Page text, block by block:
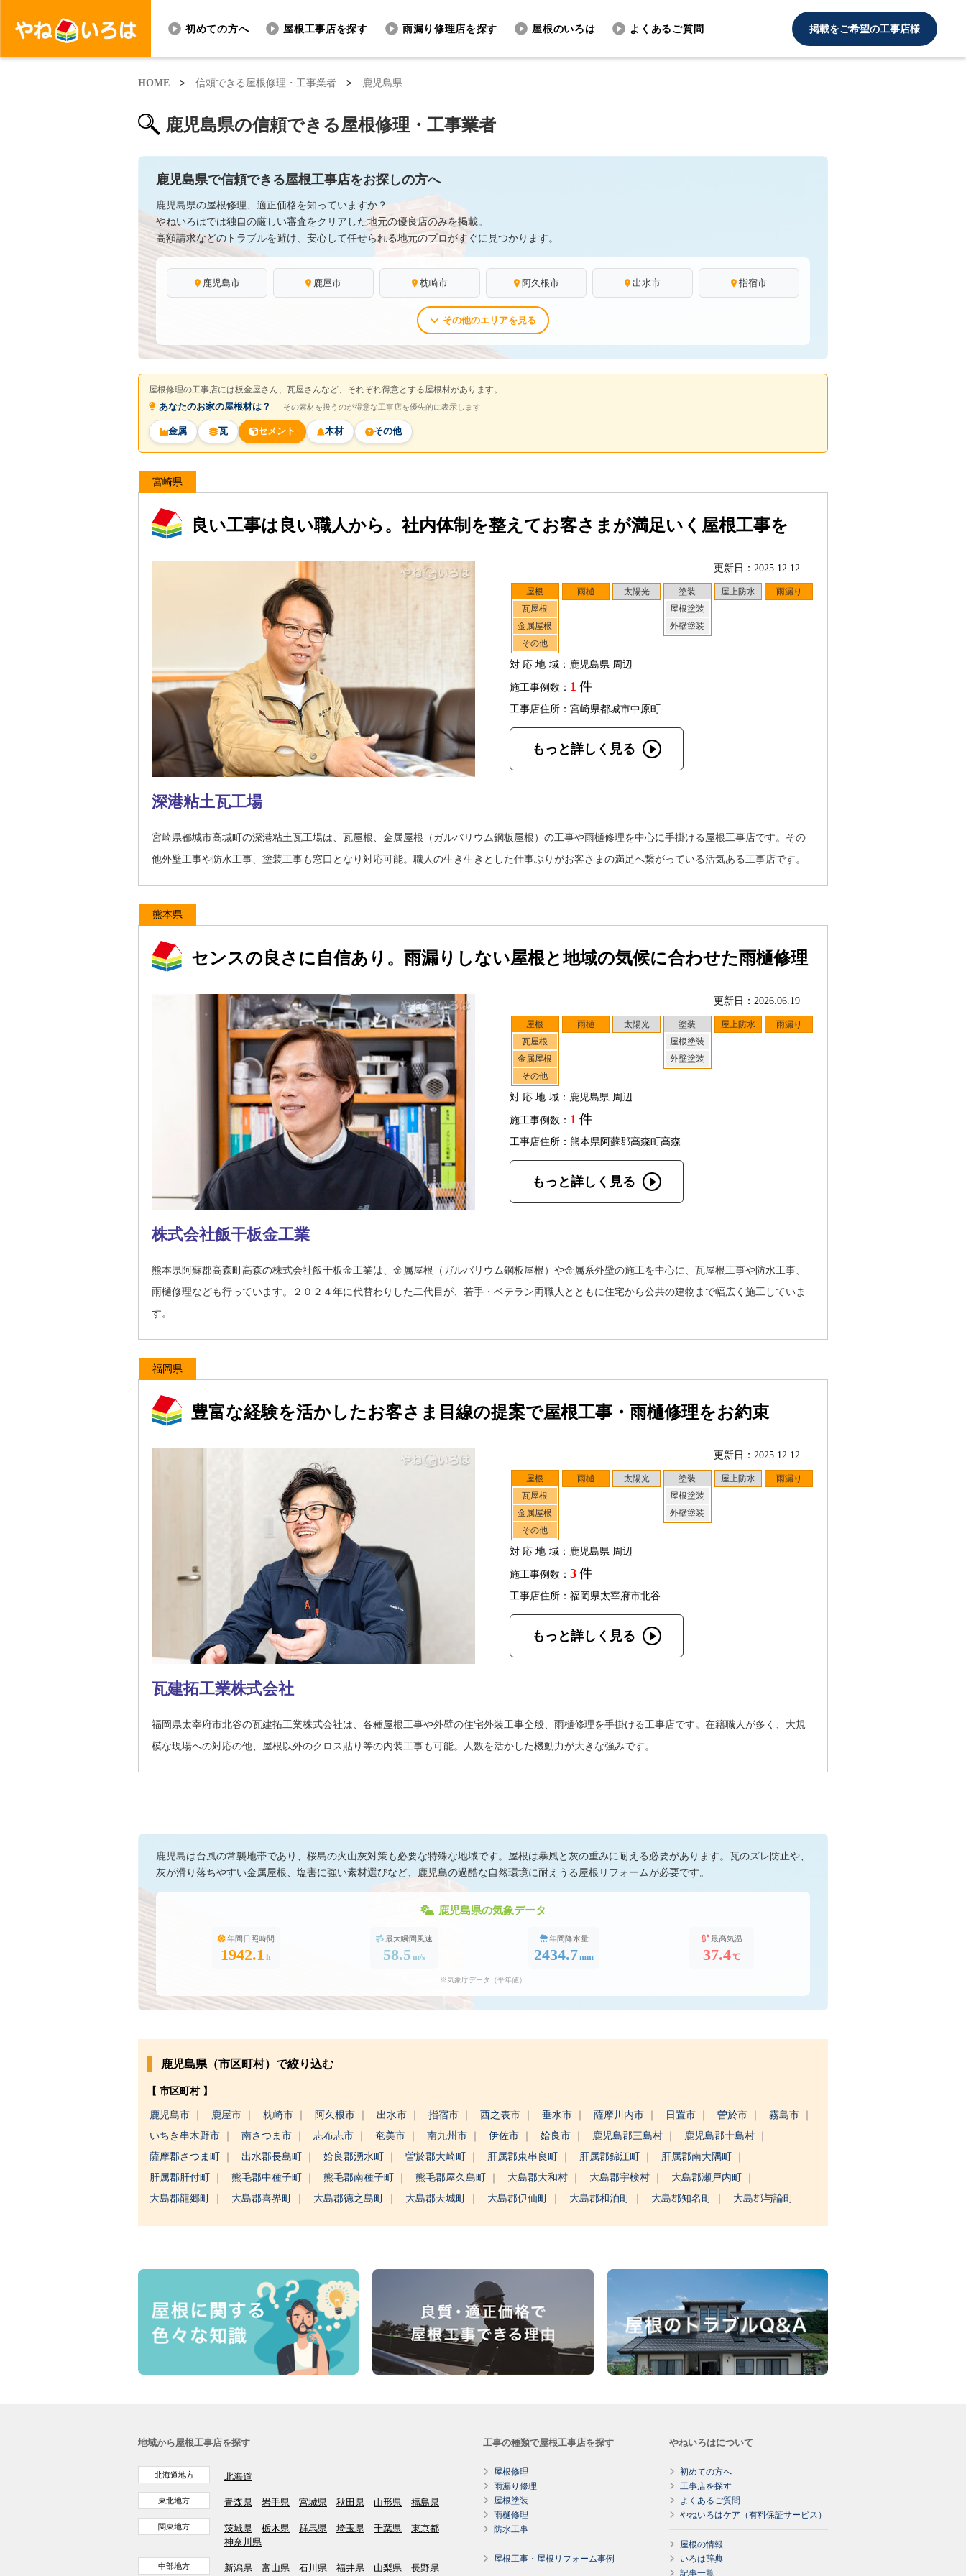
初めての方へ 屋根工事店を探す 雨漏り修理店を探す 屋根のいろは よくあるご質問 掲載をご希望の工事店様
HOME > 信頼できる屋根修理・工事業者 > 鹿児島県
鹿児島県の信頼できる屋根修理・工事業者
鹿児島県で信頼できる屋根工事店をお探しの方へ
鹿児島県の屋根修理、適正価格を知っていますか？
やねいろはでは独自の厳しい審査をクリアした地元の優良店のみを掲載。
高額請求などのトラブルを避け、安心して任せられる地元のプロがすぐに見つかります。
鹿児島市 鹿屋市 枕崎市 阿久根市 出水市 指宿市
その他のエリアを見る
屋根修理の工事店には板金屋さん、瓦屋さんなど、それぞれ得意とする屋根材があります。
あなたのお家の屋根材は？ ― その素材を扱うのが得意な工事店を優先的に表示します
金属 瓦 セメント 木材 その他
宮崎県
良い工事は良い職人から。社内体制を整えてお客さまが満足いく屋根工事を
更新日：2025.12.12
屋根
瓦屋根
金属屋根
その他
雨樋 太陽光
塗装
屋根塗装
外壁塗装
屋上防水 雨漏り
対応地域：鹿児島県 周辺
施工事例数： 1 件
工事店住所：宮崎県都城市中原町
もっと詳しく見る
深港粘土瓦工場
宮崎県都城市高城町の深港粘土瓦工場は、瓦屋根、金属屋根（ガルバリウム鋼板屋根）の工事や雨樋修理を中心に手掛ける屋根工事店です。その
他外壁工事や防水工事、塗装工事も窓口となり対応可能。職人の生き生きとした仕事ぶりがお客さまの満足へ繋がっている活気ある工事店です。
熊本県
センスの良さに自信あり。雨漏りしない屋根と地域の気候に合わせた雨樋修理
更新日：2026.06.19
屋根
瓦屋根
金属屋根
その他
雨樋 太陽光
塗装
屋根塗装
外壁塗装
屋上防水 雨漏り
対応地域：鹿児島県 周辺
施工事例数： 1 件
工事店住所：熊本県阿蘇郡高森町高森
もっと詳しく見る
株式会社飯干板金工業
熊本県阿蘇郡高森町高森の株式会社飯干板金工業は、金属屋根（ガルバリウム鋼板屋根）や金属系外壁の施工を中心に、瓦屋根工事や防水工事、
雨樋修理なども行っています。２０２４年に代替わりした二代目が、若手・ベテラン両職人とともに住宅から公共の建物まで幅広く施工していま
す。
福岡県
豊富な経験を活かしたお客さま目線の提案で屋根工事・雨樋修理をお約束
更新日：2025.12.12
屋根
瓦屋根
金属屋根
その他
雨樋 太陽光
塗装
屋根塗装
外壁塗装
屋上防水 雨漏り
対応地域：鹿児島県 周辺
施工事例数： 3 件
工事店住所：福岡県太宰府市北谷
もっと詳しく見る
瓦建拓工業株式会社
福岡県太宰府市北谷の瓦建拓工業株式会社は、各種屋根工事や外壁の住宅外装工事全般、雨樋修理を手掛ける工事店です。在籍職人が多く、大規
模な現場への対応の他、屋根以外のクロス貼り等の内装工事も可能。人数を活かした機動力が大きな強みです。
鹿児島は台風の常襲地帯であり、桜島の火山灰対策も必要な特殊な地域です。屋根は暴風と灰の重みに耐える必要があります。瓦のズレ防止や、
灰が滑り落ちやすい金属屋根、塩害に強い素材選びなど、鹿児島の過酷な自然環境に耐えうる屋根リフォームが必要です。
鹿児島県の気象データ
年間日照時間
1942.1 h
最大瞬間風速
58.5 m/s
年間降水量
2434.7mm
最高気温
37.4℃
※気象庁データ（平年値）
鹿児島県（市区町村）で絞り込む
【 市区町村 】
鹿児島市 鹿屋市 枕崎市 阿久根市 出水市 指宿市 西之表市 垂水市 薩摩川内市 日置市 曽於市
霧島市
いちき串木野市
南さつま市 志布志市 奄美市 南九州市 伊佐市 姶良市 鹿児島郡三島村
鹿児島郡十島村
薩摩郡さつま町
出水郡長島町 姶良郡湧水町 曽於郡大崎町 肝属郡東串良町 肝属郡錦江町
肝属郡南大隅町
肝属郡肝付町
熊毛郡中種子町 熊毛郡南種子町 熊毛郡屋久島町 大島郡大和村 大島郡宇検村
大島郡瀬戸内町
大島郡龍郷町
大島郡喜界町 大島郡徳之島町 大島郡天城町 大島郡伊仙町 大島郡和泊町 大島郡知名町 大島郡与論町
地域から屋根工事店を探す
北海道地方 北海道
東北地方 青森県 岩手県 宮城県 秋田県 山形県 福島県
関東地方 茨城県 栃木県 群馬県 埼玉県 千葉県
東京都
神奈川県
中部地方 新潟県 富山県 石川県 福井県 山梨県
長野県
工事の種類で屋根工事店を探す
屋根修理
雨漏り修理
屋根塗装
雨樋修理
防水工事
屋根工事・屋根リフォーム事例
やねいろはについて
初めての方へ
工事店を探す
よくあるご質問
やねいろはケア（有料保証サービス）
屋根の情報
いろは辞典
記事一覧